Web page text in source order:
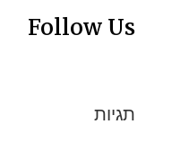
Follow Us
תגיות